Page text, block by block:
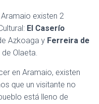
existen 2
El Caserío
Azkoaga y Ferreira de
Olaeta.
en Aramaio, existen
que un visitante no
está lleno de